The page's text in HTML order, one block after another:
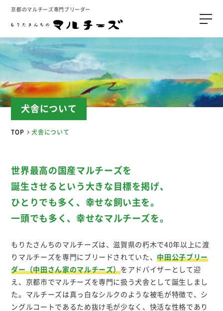
京都のマルチーズ専門ブリーダー
犬舎について
TOP 犬舎について
世界最高の国産マルチーズを
誕生させるという大きな目標を掲げ、
ひとりでも多く、幸せな飼い主を。
一頭でも多く、幸せなマルチーズを。
もりたさんちのマルチーズは、滋賀県の朽木で40年以上に渡
りマルチーズを専門にブリードされていた、中田公子ブリー
ダー（中田さん家のマルチーズ）をアドバイザーとして迎
え、京都市でマルチーズを専門に扱う犬舎として誕生しまし
た。マルチーズは真っ白なシルクのような被毛が特徴で、シ
ングルコートであるため抜け毛が少なく、快活な性格であり